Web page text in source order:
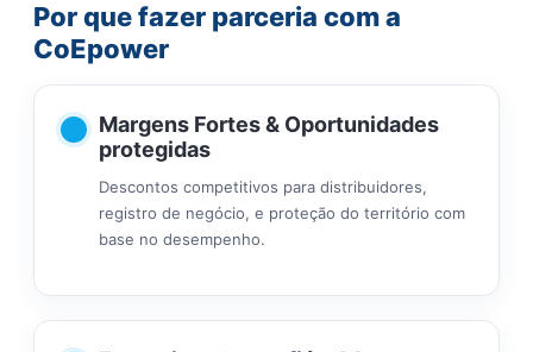
Por que fazer parceria com a
CoEpower
Margens Fortes & Oportunidades
protegidas
Descontos competitivos para distribuidores,
registro de negócio, e proteção do território com
base no desempenho.